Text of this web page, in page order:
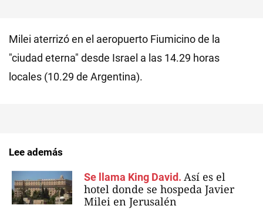
Milei aterrizó en el aeropuerto Fiumicino de la
"ciudad eterna" desde Israel a las 14.29 horas
locales (10.29 de Argentina).
Lee además
Se llama King David. Así es el
hotel donde se hospeda Javier
Milei en Jerusalén